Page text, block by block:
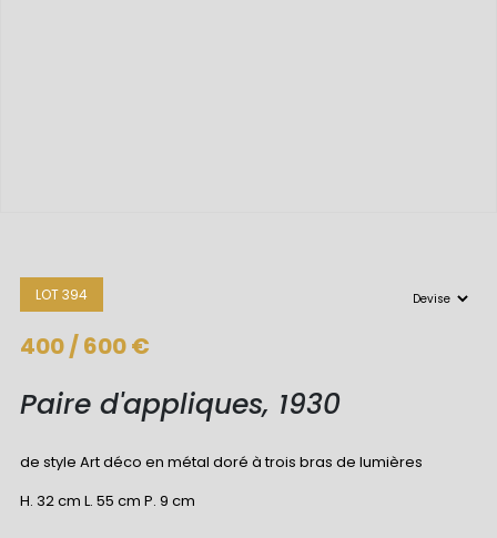
LOT 394
400 / 600 €
Paire d'appliques, 1930
de style Art déco en métal doré à trois bras de lumières
H. 32 cm L. 55 cm P. 9 cm